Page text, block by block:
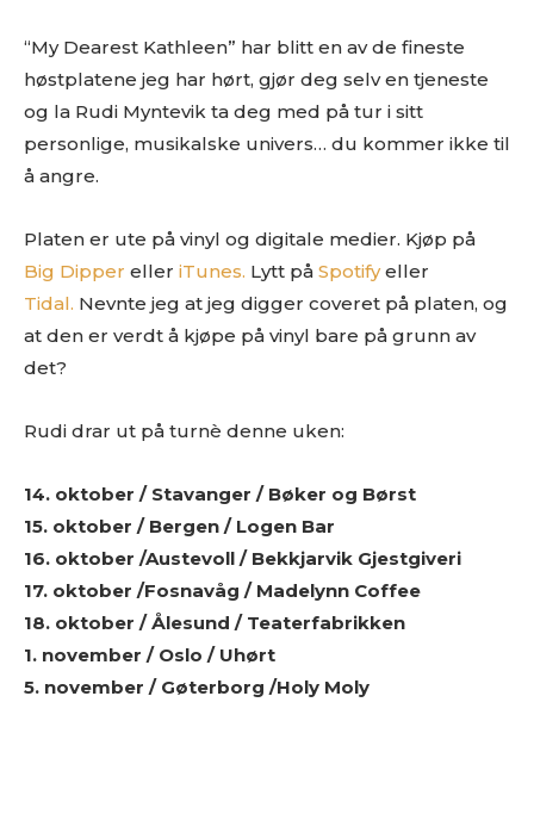
Og gjerne linker til din nettside eller en Facebookside hvor
Link til nedlastbare pressebilder. Og coverbilde til platen.
Minst 1024px bredde er fint.
Det er lov å purre oss opp etter en liten stund.
Erfaringsmessig så er det uhyre vanskelig å få hørt og sjekket
din er godt innafor.
Og vi er hverken så strenge eller skumle som disse punktene
skulle tilsi
“My Dearest Kathleen” har blitt en av de fineste
høstplatene jeg har hørt, gjør deg selv en tjeneste
og la Rudi Myntevik ta deg med på tur i sitt
personlige, musikalske univers… du kommer ikke til
å angre.
Platen er ute på vinyl og digitale medier. Kjøp på
Big Dipper eller iTunes. Lytt på Spotifyeller
Tidal. Nevnte jeg at jeg digger coveret på platen, og
at den er verdt å kjøpe på vinyl bare på grunn av
det?
Rudi drar ut på turnè denne uken:
14. oktober / Stavanger / Bøker og Børst
15. oktober / Bergen / Logen Bar
16. oktober /Austevoll / Bekkjarvik Gjestgiveri
17. oktober /Fosnavåg / Madelynn Coffee
18. oktober / Ålesund / Teaterfabrikken
1. november / Oslo / Uhørt
5. november / Gøterborg /Holy Moly